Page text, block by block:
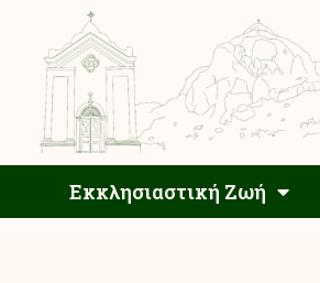
Εκκλησιαστική Ζωή
Αρχιεπισκοπή